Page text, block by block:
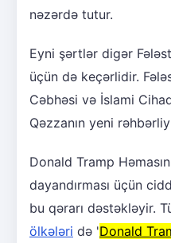
nəzərdə tutur.
Eyni şərtlər digər
üçün də keçərlidir.
Cəbhəsi və İslami
Qəzzanın yeni
Donald Tramp
dayandırması üçün
bu qərarı dəstəkləyir.
ölkələri də 'Donald